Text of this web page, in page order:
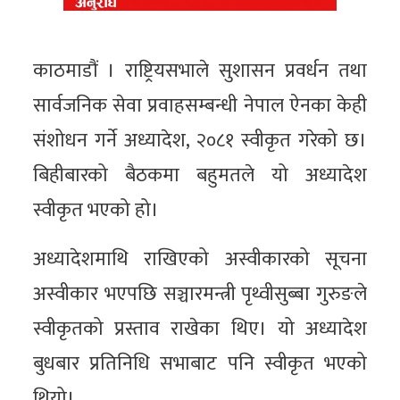
काठमाडौं । राष्ट्रियसभाले सुशासन प्रवर्धन तथा
सार्वजनिक सेवा प्रवाहसम्बन्धी नेपाल ऐनका केही
संशोधन गर्ने अध्यादेश, २०८१ स्वीकृत गरेको छ।
बिहीबारको बैठकमा बहुमतले यो अध्यादेश
स्वीकृत भएको हो।
अध्यादेशमाथि राखिएको अस्वीकारको सूचना
अस्वीकार भएपछि सञ्चारमन्त्री पृथ्वीसुब्बा गुरुङले
स्वीकृतको प्रस्ताव राखेका थिए। यो अध्यादेश
बुधबार प्रतिनिधि सभाबाट पनि स्वीकृत भएको